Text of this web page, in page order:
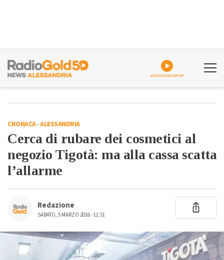
ASCOLTA GOLDPLAY
CRONACA-ALESSANDRIA
Cerca di rubare dei cosmetici al
negozio Tigotà: ma alla cassa scatta
l’allarme
Redazione
SABATO, 5 MARZO 2016 - 11:51